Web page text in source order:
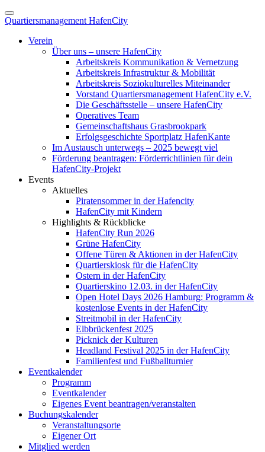
Quartiersmanagement HafenCity
Verein
Über uns – unsere HafenCity
Arbeitskreis Kommunikation & Vernetzung
Arbeitskreis Infrastruktur & Mobilität
Arbeitskreis Soziokulturelles Miteinander
Vorstand Quartiersmanagement HafenCity e.V.
Die Geschäftsstelle – unsere HafenCity
Operatives Team
Gemeinschaftshaus Grasbrookpark
Erfolgsgeschichte Sportplatz HafenKante
Im Austausch unterwegs – 2025 bewegt viel
Förderung beantragen: Förderrichtlinien für dein
HafenCity-Projekt
Events
Aktuelles
Piratensommer in der Hafencity
HafenCity mit Kindern
Highlights & Rückblicke
HafenCity Run 2026
Grüne HafenCity
Offene Türen & Aktionen in der HafenCity
Quartierskiosk für die HafenCity
Ostern in der HafenCity
Quartierskino 12.03. in der HafenCity
Open Hotel Days 2026 Hamburg: Programm &
kostenlose Events in der HafenCity
Streitmobil in der HafenCity
Elbbrückenfest 2025
Picknick der Kulturen
Headland Festival 2025 in der HafenCity
Familienfest und Fußballturnier
Eventkalender
Programm
Eventkalender
Eigenes Event beantragen/veranstalten
Buchungskalender
Veranstaltungsorte
Eigener Ort
Mitglied werden